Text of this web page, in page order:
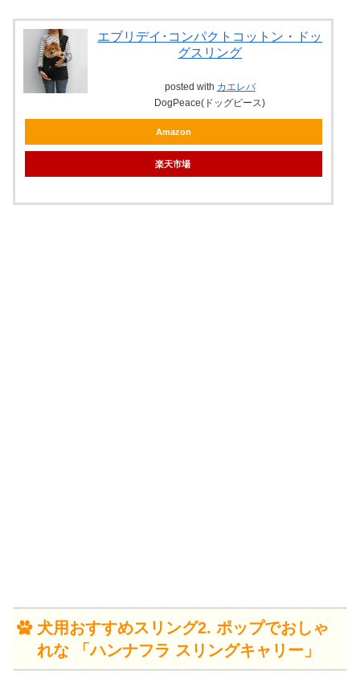
エブリデイ･コンパクトコットン・ドッ
グスリング
posted with カエレバ
DogPeace(ドッグピース)
Amazon
楽天市場
犬用おすすめスリング2. ポップでおしゃ
れな 「ハンナフラ スリングキャリー」